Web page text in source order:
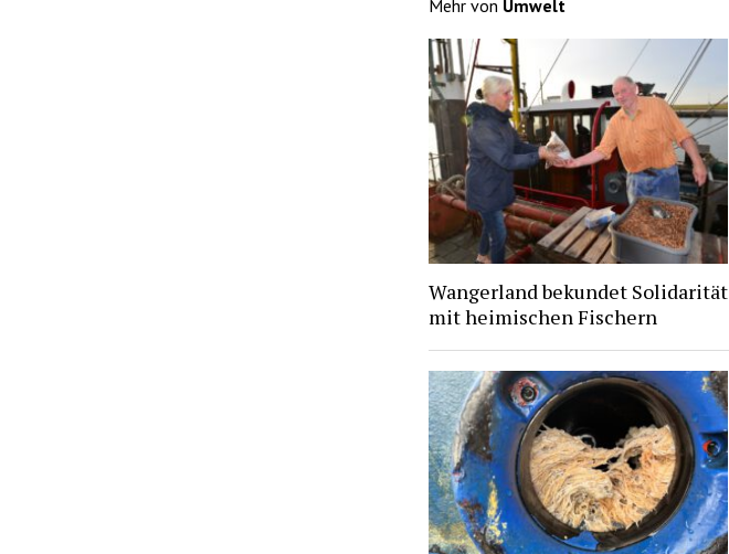
Mehr von Umwelt
Wangerland bekundet Solidarität
mit heimischen Fischern